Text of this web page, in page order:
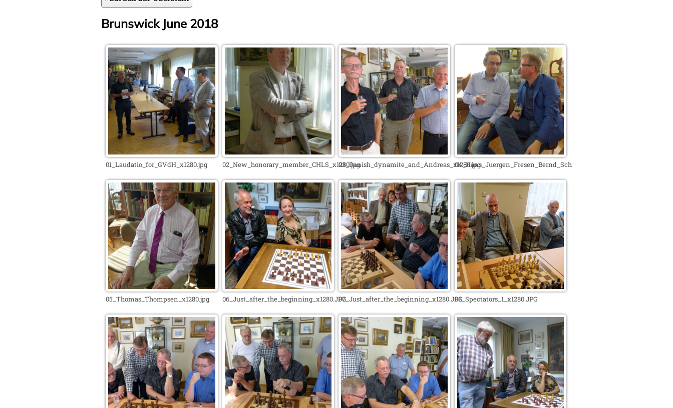
Brunswick June 2018
01_Laudatio_for_GVdH_x1280.jpg 02_New_honorary_member_CHLS_x1280.jpg03_Danish_dynamite_and_Andreas_x1280.jpg04_Hans_Juergen_Fresen_Bernd_Schneider_x1280.jpg
05_Thomas_Thompsen_x1280.jpg 06_Just_after_the_beginning_x1280.JPG07_Just_after_the_beginning_x1280.JPG08_Spectators_1_x1280.JPG